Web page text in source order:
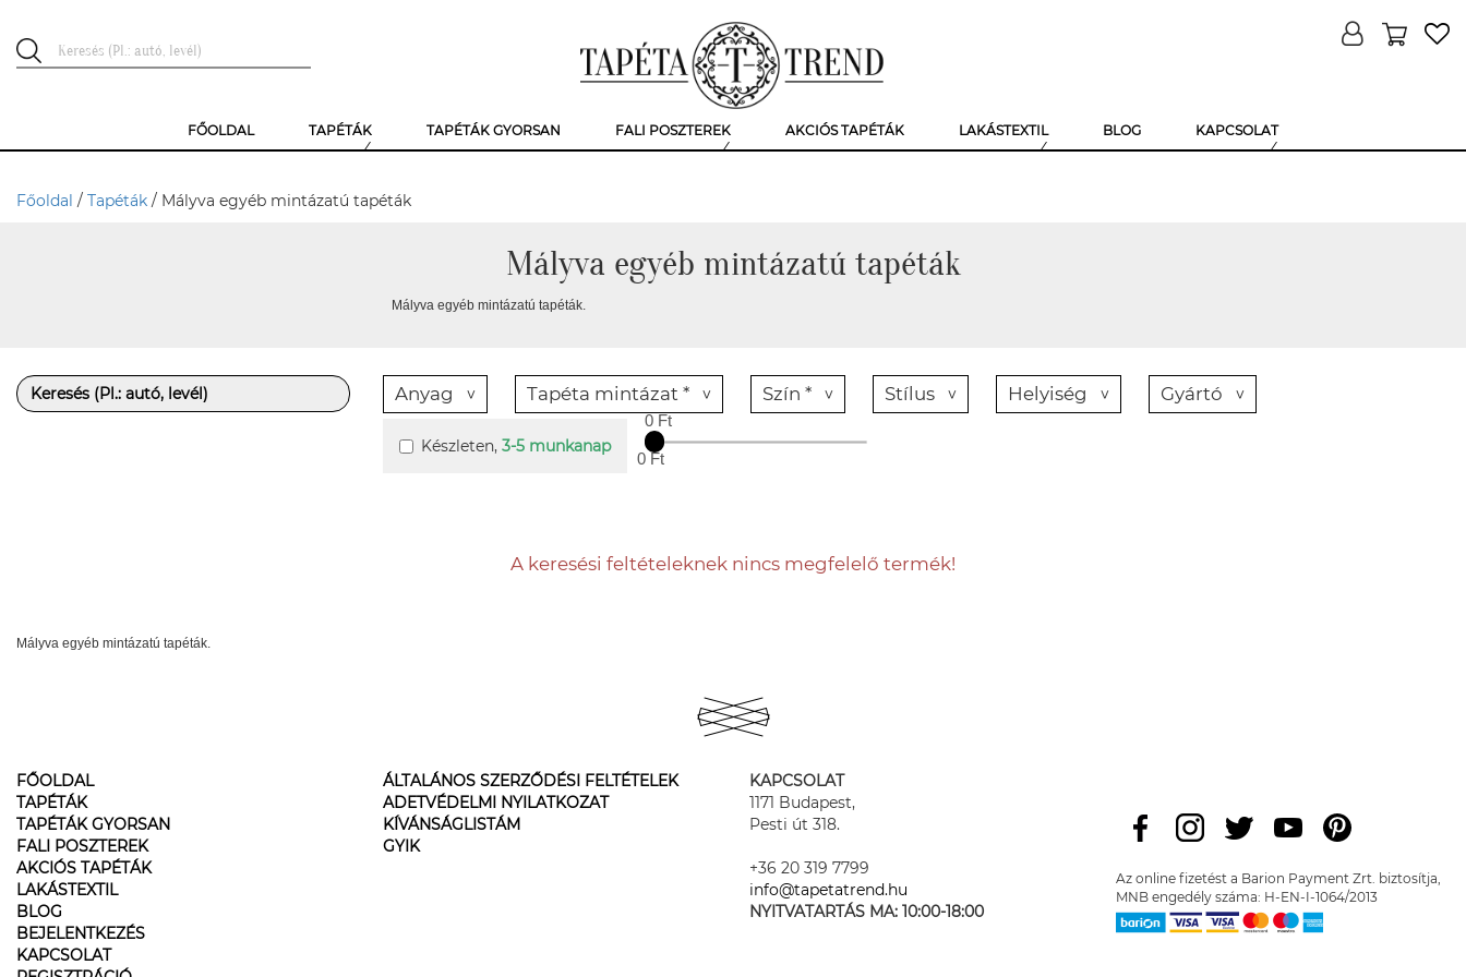
FŐOLDAL TAPÉTÁK TAPÉTÁK GYORSAN FALI POSZTEREK AKCIÓS TAPÉTÁK LAKÁSTEXTIL BLOG KAPCSOLAT
Főoldal / Tapéták / Mályva egyéb mintázatú tapéták
Mályva egyéb mintázatú tapéták
Mályva egyéb mintázatú tapéták.
Anyag Tapéta mintázat * Szín * Stílus Helyiség Gyártó
Készleten, 3-5 munkanap
0 Ft
0 Ft
A keresési feltételeknek nincs megfelelő termék!
Mályva egyéb mintázatú tapéták.
FŐOLDAL
TAPÉTÁK
TAPÉTÁK GYORSAN
FALI POSZTEREK
AKCIÓS TAPÉTÁK
LAKÁSTEXTIL
BLOG
BEJELENTKEZÉS
KAPCSOLAT
ÁLTALÁNOS SZERZŐDÉSI FELTÉTELEK
ADETVÉDELMI NYILATKOZAT
KÍVÁNSÁGLISTÁM
GYIK
KAPCSOLAT
1171 Budapest,
Pesti út 318.
+36 20 319 7799
info@tapetatrend.hu
NYITVATARTÁS MA: 10:00-18:00
Az online fizetést a Barion Payment Zrt. biztosítja,
MNB engedély száma: H-EN-I-1064/2013